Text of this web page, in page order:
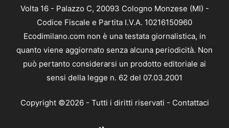
Volta 16 - Palazzo C, 20093 Cologno Monzese (MI) -
Codice Fiscale e Partita I.V.A. 10216150960
Ecodimilano.com non è una testata giornalistica, in
quanto viene aggiornato senza alcuna periodicità. Non
può pertanto considerarsi un prodotto editoriale ai
sensi della legge n. 62 del 07.03.2001
Copyright ©2026 - Tutti i diritti riservati - Contattaci